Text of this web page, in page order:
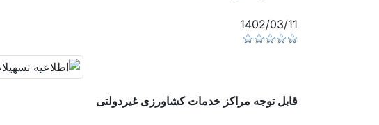
1402/03/11
قابل توجه مراکز خدمات کشاورزی غیردولتی